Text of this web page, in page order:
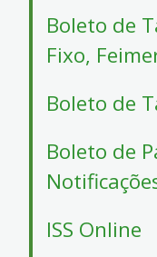
Boleto de
Fixo,
Boleto de
Boleto de
ISS Online